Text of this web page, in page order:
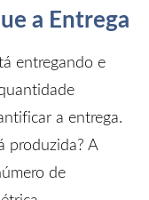
a Entrega
entregando e
a entrega.
produzida? A
de